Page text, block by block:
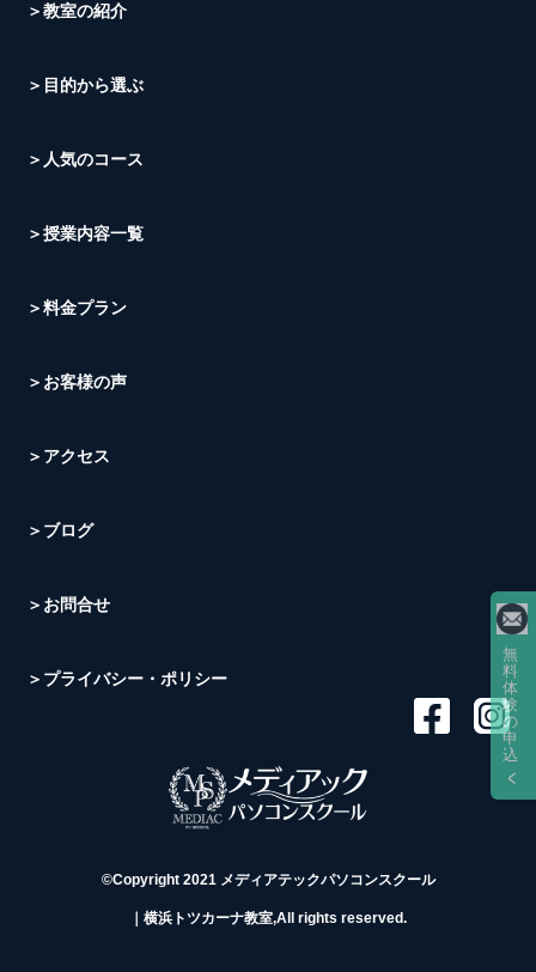
＞教室の紹介
＞目的から選ぶ
＞人気のコース
＞授業内容一覧
＞料金プラン
＞お客様の声
＞アクセス
＞ブログ
＞お問合せ
＞プライバシー・ポリシー
©Copyright 2021 メディアテックパソコンスクール
｜横浜トツカーナ教室,All rights reserved.
無
料
体
験
の
申
込